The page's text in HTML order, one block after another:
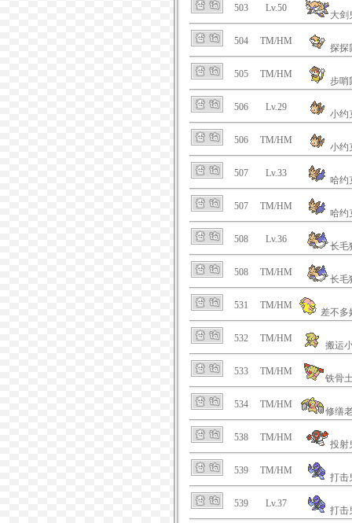
503 Lv.50
大剑
504 TM/HM
探探
505 TM/HM
步哨
506 Lv.29
小约
506 TM/HM
小约
507 Lv.33
哈约
507 TM/HM
哈约
508 Lv.36
长毛
508 TM/HM
长毛
531 TM/HM
差不多
532 TM/HM
搬运
533 TM/HM
铁骨
534 TM/HM
修缮
538 TM/HM
投射
539 TM/HM
打击
539 Lv.37
打击